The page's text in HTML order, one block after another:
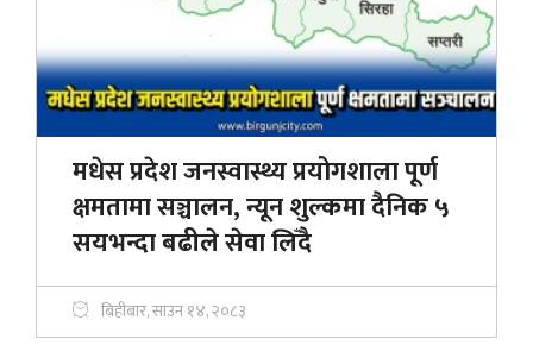
मधेस प्रदेश जनस्वास्थ्य प्रयोगशाला पूर्ण
क्षमतामा सञ्चालन, न्यून शुल्कमा दैनिक ५
सयभन्दा बढीले सेवा लिँदै
बिहीबार, साउन १४, २०८३